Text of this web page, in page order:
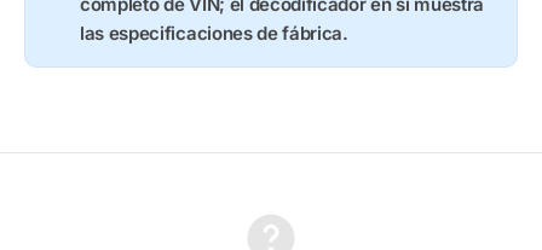
las especificaciones de fábrica.